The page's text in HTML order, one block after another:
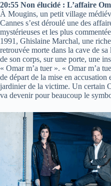
20:55 Non élucidé : L’affaire
À Mougins, un petit village
Cannes s’est déroulé une des
mystérieuses et les plus
1991, Ghislaine Marchal, une
retrouvée morte dans la cave de
de son corps, sur une porte, une
« Omar m’a tuer ». « Omar m’a
de départ de la mise en accusation
jardinier de la victime. Un certain
va devenir pour beaucoup le